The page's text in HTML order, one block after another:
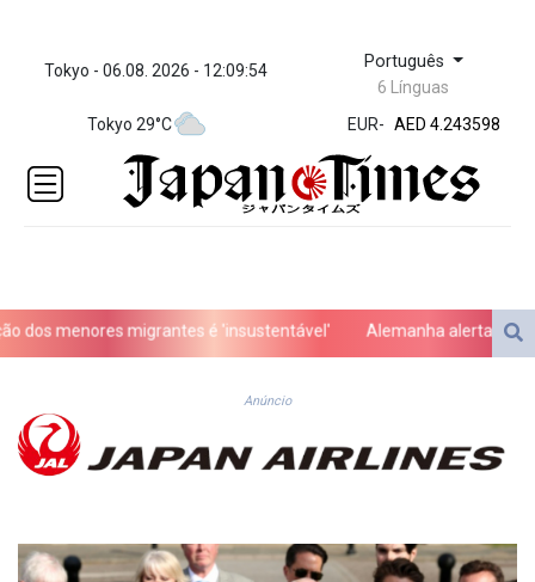
Tokyo - 06.08. 2026 - 12:09:54 Português
6 Línguas
Tokyo 29°C
EUR-
ZWL 372.073259
AED 4.243598
AED 4.243598
ALL 93.252722
AMD
ARS
1729.009179
AUD 1.63715
BBD 2.326069
BIF 3457.859125
BMD 1.155508
menores migrantes é 'insustentável' Alemanha alerta para
Anúncio